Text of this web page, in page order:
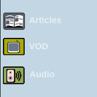
Articles
VOD
Audio